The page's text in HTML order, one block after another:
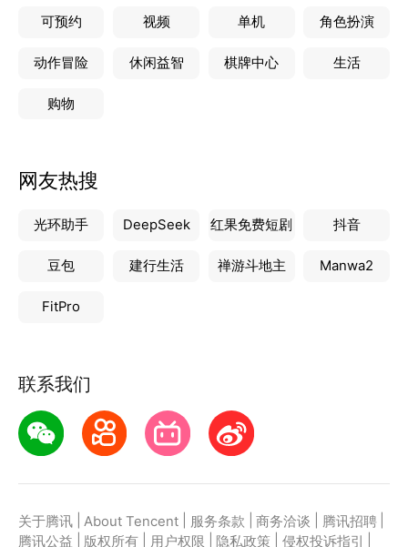
可预约 视频 单机 角色扮演
动作冒险 休闲益智 棋牌中心 生活
购物
网友热搜
光环助手 DeepSeek 红果免费短剧 抖音
豆包 建行生活 禅游斗地主 Manwa2
FitPro
联系我们
关于腾讯 About Tencent 服务条款 商务洽谈 腾讯招聘
腾讯公益
版权所有 用户权限 隐私政策 侵权投诉指引